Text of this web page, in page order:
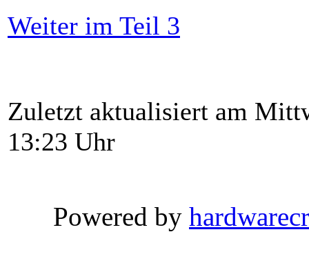
Weiter im Teil 3
Zuletzt aktualisiert am
13:23 Uhr
Powered by